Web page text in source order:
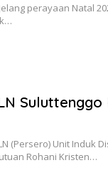
perayaan Natal
Suluttenggo
(Persero) Unit Induk
Rohani Kristen…